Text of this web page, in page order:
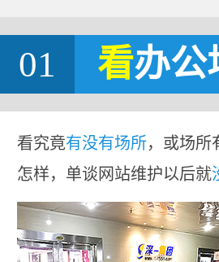
01 看办公
看究竟有没有场所，或场所
怎样，单谈网站维护以后就